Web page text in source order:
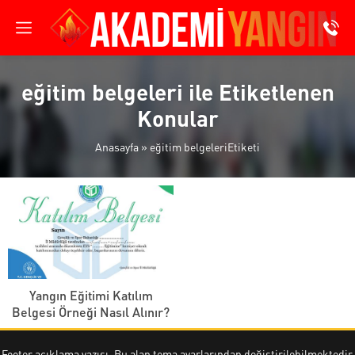
eğitim belgeleri ile Etiketlenen
Konular
Anasayfa » eğitim belgeleriEtiketi
Yangın Eğitimi Katılım
Belgesi Örneği Nasıl Alınır?